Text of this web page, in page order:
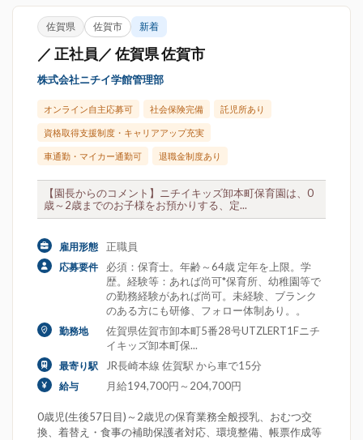
佐賀県 佐賀市 新着
／ 正社員／ 佐賀県 佐賀市
株式会社ニチイ学館管理部
オンライン自主応募可 社会保険完備 託児所あり
資格取得支援制度・キャリアアップ充実
車通勤・マイカー通勤可 退職金制度あり
【園長からのコメント】ニチイキッズ卸本町保育園は、0
歳～2歳までのお子様をお預かりする、定...
雇用形態 正職員
応募要件
必須：保育士。年齢～64歳 定年を上限。学
歴。経験等：あれば尚可*保育所、幼稚園等で
の勤務経験があれば尚可。未経験、ブランク
のある方にも研修、フォロー体制あり。。
勤務地
佐賀県佐賀市卸本町5番28号UTZLERT1Fニチ
イキッズ卸本町保...
最寄り駅 JR長崎本線 佐賀駅 から車で15分
給与 月給194,700円～204,700円
0歳児(生後57日目)～2歳児の保育業務全般授乳、おむつ交
換、着替え・食事の補助保護者対応、環境整備、帳票作成等